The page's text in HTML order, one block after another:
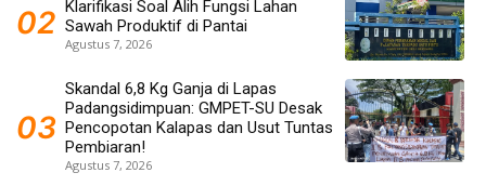
Klarifikasi Soal Alih Fungsi Lahan
Sawah Produktif di Pantai
Agustus 7, 2026
Skandal 6,8 Kg Ganja di Lapas
Padangsidimpuan: GMPET-SU Desak
Pencopotan Kalapas dan Usut Tuntas
Pembiaran!
Agustus 7, 2026